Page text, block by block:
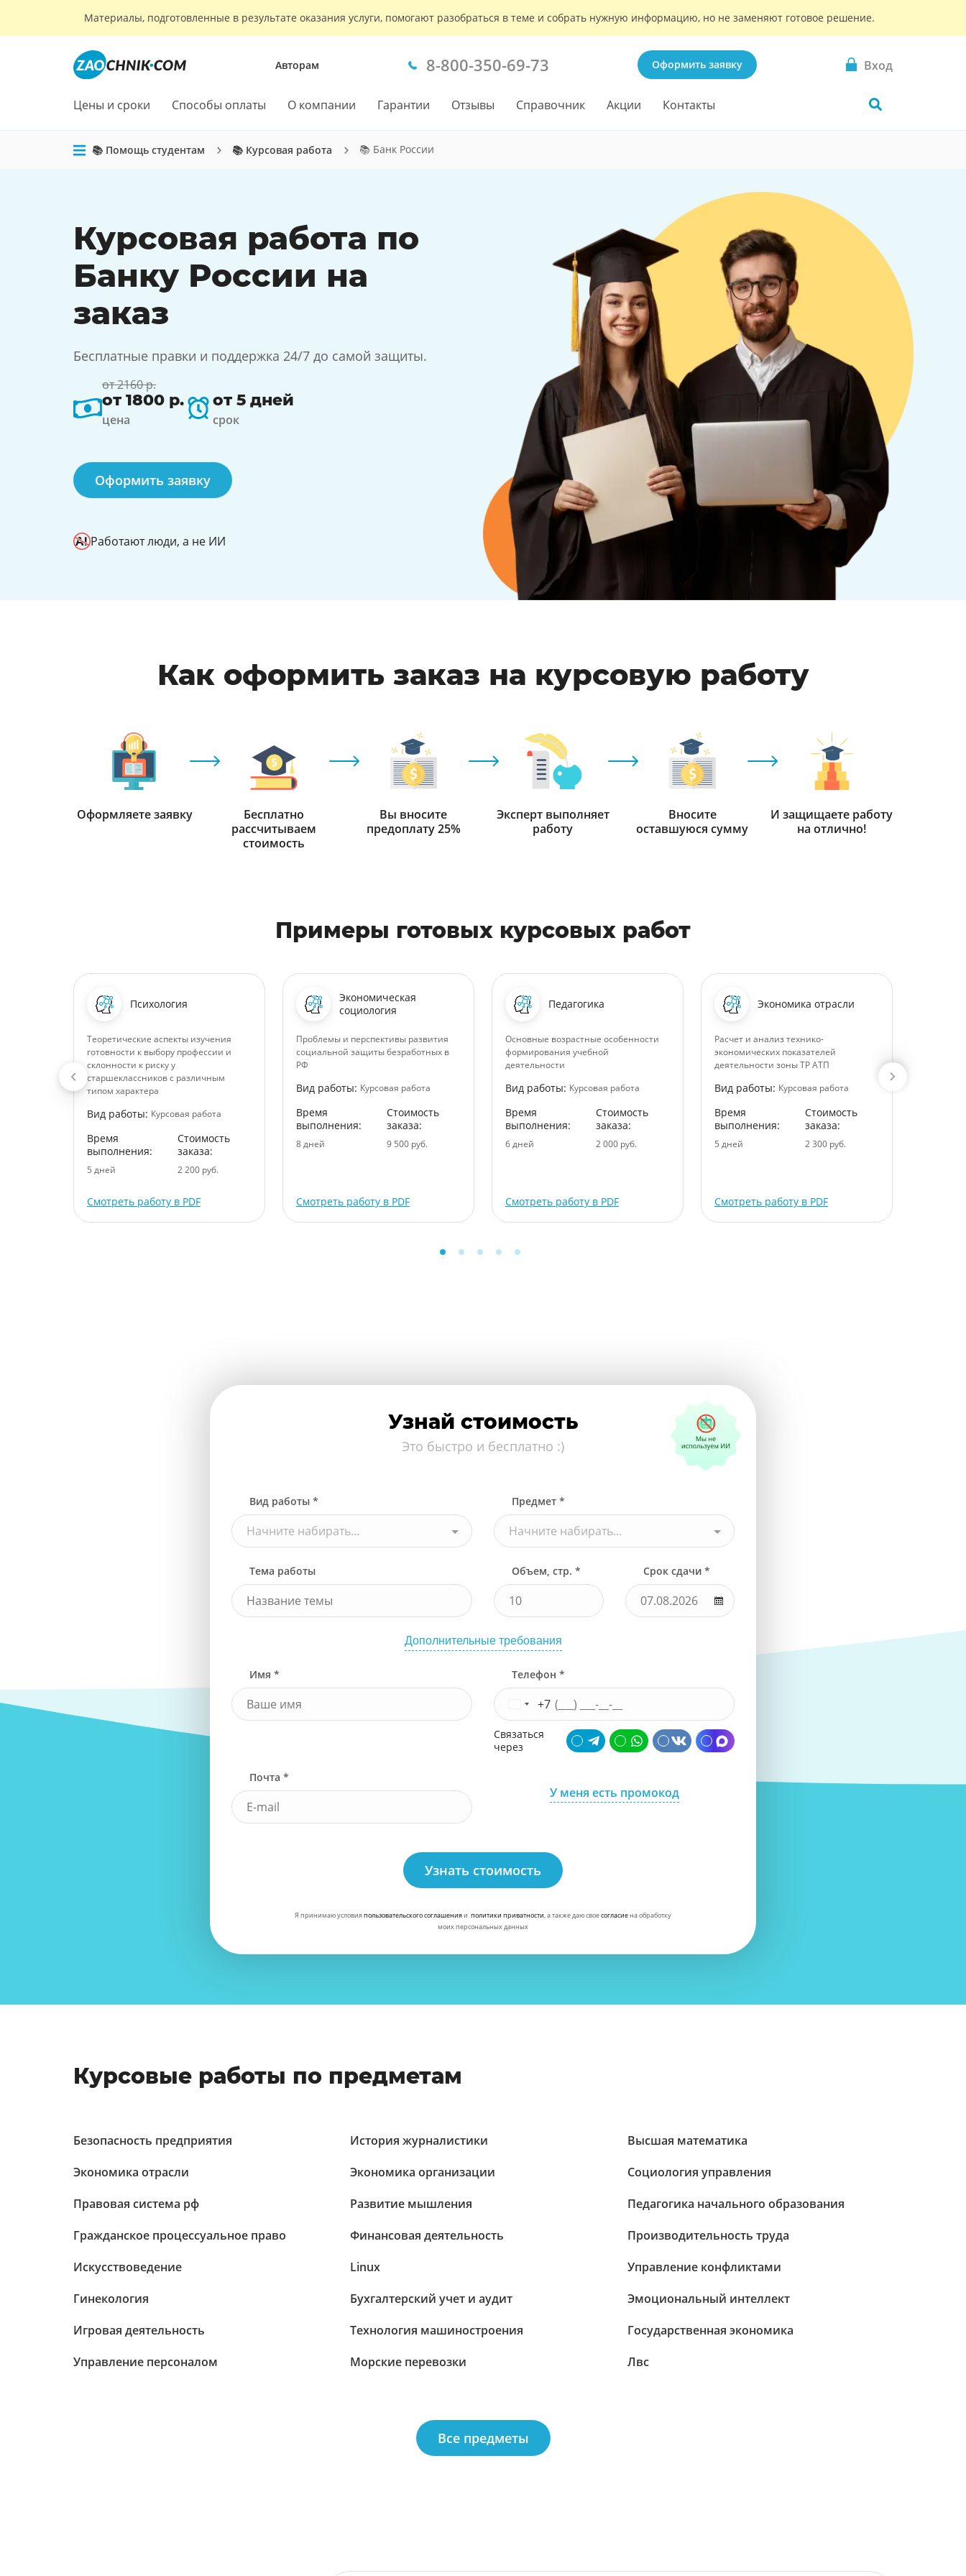
Материалы, подготовленные в результате оказания услуги, помогают разобраться в теме и собрать нужную информацию, но не заменяют готовое решение.
Авторам 8-800-350-69-73 Оформить заявку Вход
Цены и сроки Способы оплаты О компании Гарантии Отзывы Справочник Акции Контакты
📚 Помощь студентам 📚 Курсовая работа 📚 Банк России
Курсовая работа по
Банку России на
заказ
Бесплатные правки и поддержка 24/7 до самой защиты.
от 2160 р.
от 1800 р.
цена
от 5 дней
срок
Оформить заявку
Работают люди, а не ИИ
Как оформить заказ на курсовую работу
Оформляете заявку
Бесплатно
рассчитываем
стоимость
Вы вносите
предоплату 25%
Эксперт выполняет
работу
Вносите
оставшуюся сумму
И защищаете работу
на отлично!
Примеры готовых курсовых работ
Психология
Теоретические аспекты изучения
готовности к выбору профессии и
склонности к риску у
старшеклассников с различным
типом характера
Вид работы: Курсовая работа
Время
выполнения:
5 дней
Стоимость
заказа:
2 200 руб.
Смотреть работу в PDF
Экономическая
социология
Проблемы и перспективы развития
социальной защиты безработных в
РФ
Вид работы: Курсовая работа
Время
выполнения:
8 дней
Стоимость
заказа:
9 500 руб.
Смотреть работу в PDF
Педагогика
Основные возрастные особенности
формирования учебной
деятельности
Вид работы: Курсовая работа
Время
выполнения:
6 дней
Стоимость
заказа:
2 000 руб.
Смотреть работу в PDF
Экономика отрасли
Расчет и анализ технико-
экономических показателей
деятельности зоны ТР АТП
Вид работы: Курсовая работа
Время
выполнения:
5 дней
Стоимость
заказа:
2 300 руб.
Смотреть работу в PDF
Узнай стоимость
Это быстро и бесплатно :)
Вид работы *
Начните набирать...
Предмет *
Начните набирать...
Тема работы Объем, стр. * Срок сдачи *
Дополнительные требования
Имя * Телефон *
+7
Связаться
через
Почта *
У меня есть промокод
Узнать стоимость
Я принимаю условияпользовательского соглашенияи политики приватности, а также даю своесогласиена обработку
моих персональных данных
Курсовые работы по предметам
Безопасность предприятия
Экономика отрасли
Правовая система рф
Гражданское процессуальное право
Искусствоведение
Гинекология
Игровая деятельность
Управление персоналом
История журналистики
Экономика организации
Развитие мышления
Финансовая деятельность
Linux
Бухгалтерский учет и аудит
Технология машиностроения
Морские перевозки
Высшая математика
Социология управления
Педагогика начального образования
Производительность труда
Управление конфликтами
Эмоциональный интеллект
Государственная экономика
Лвс
Все предметы